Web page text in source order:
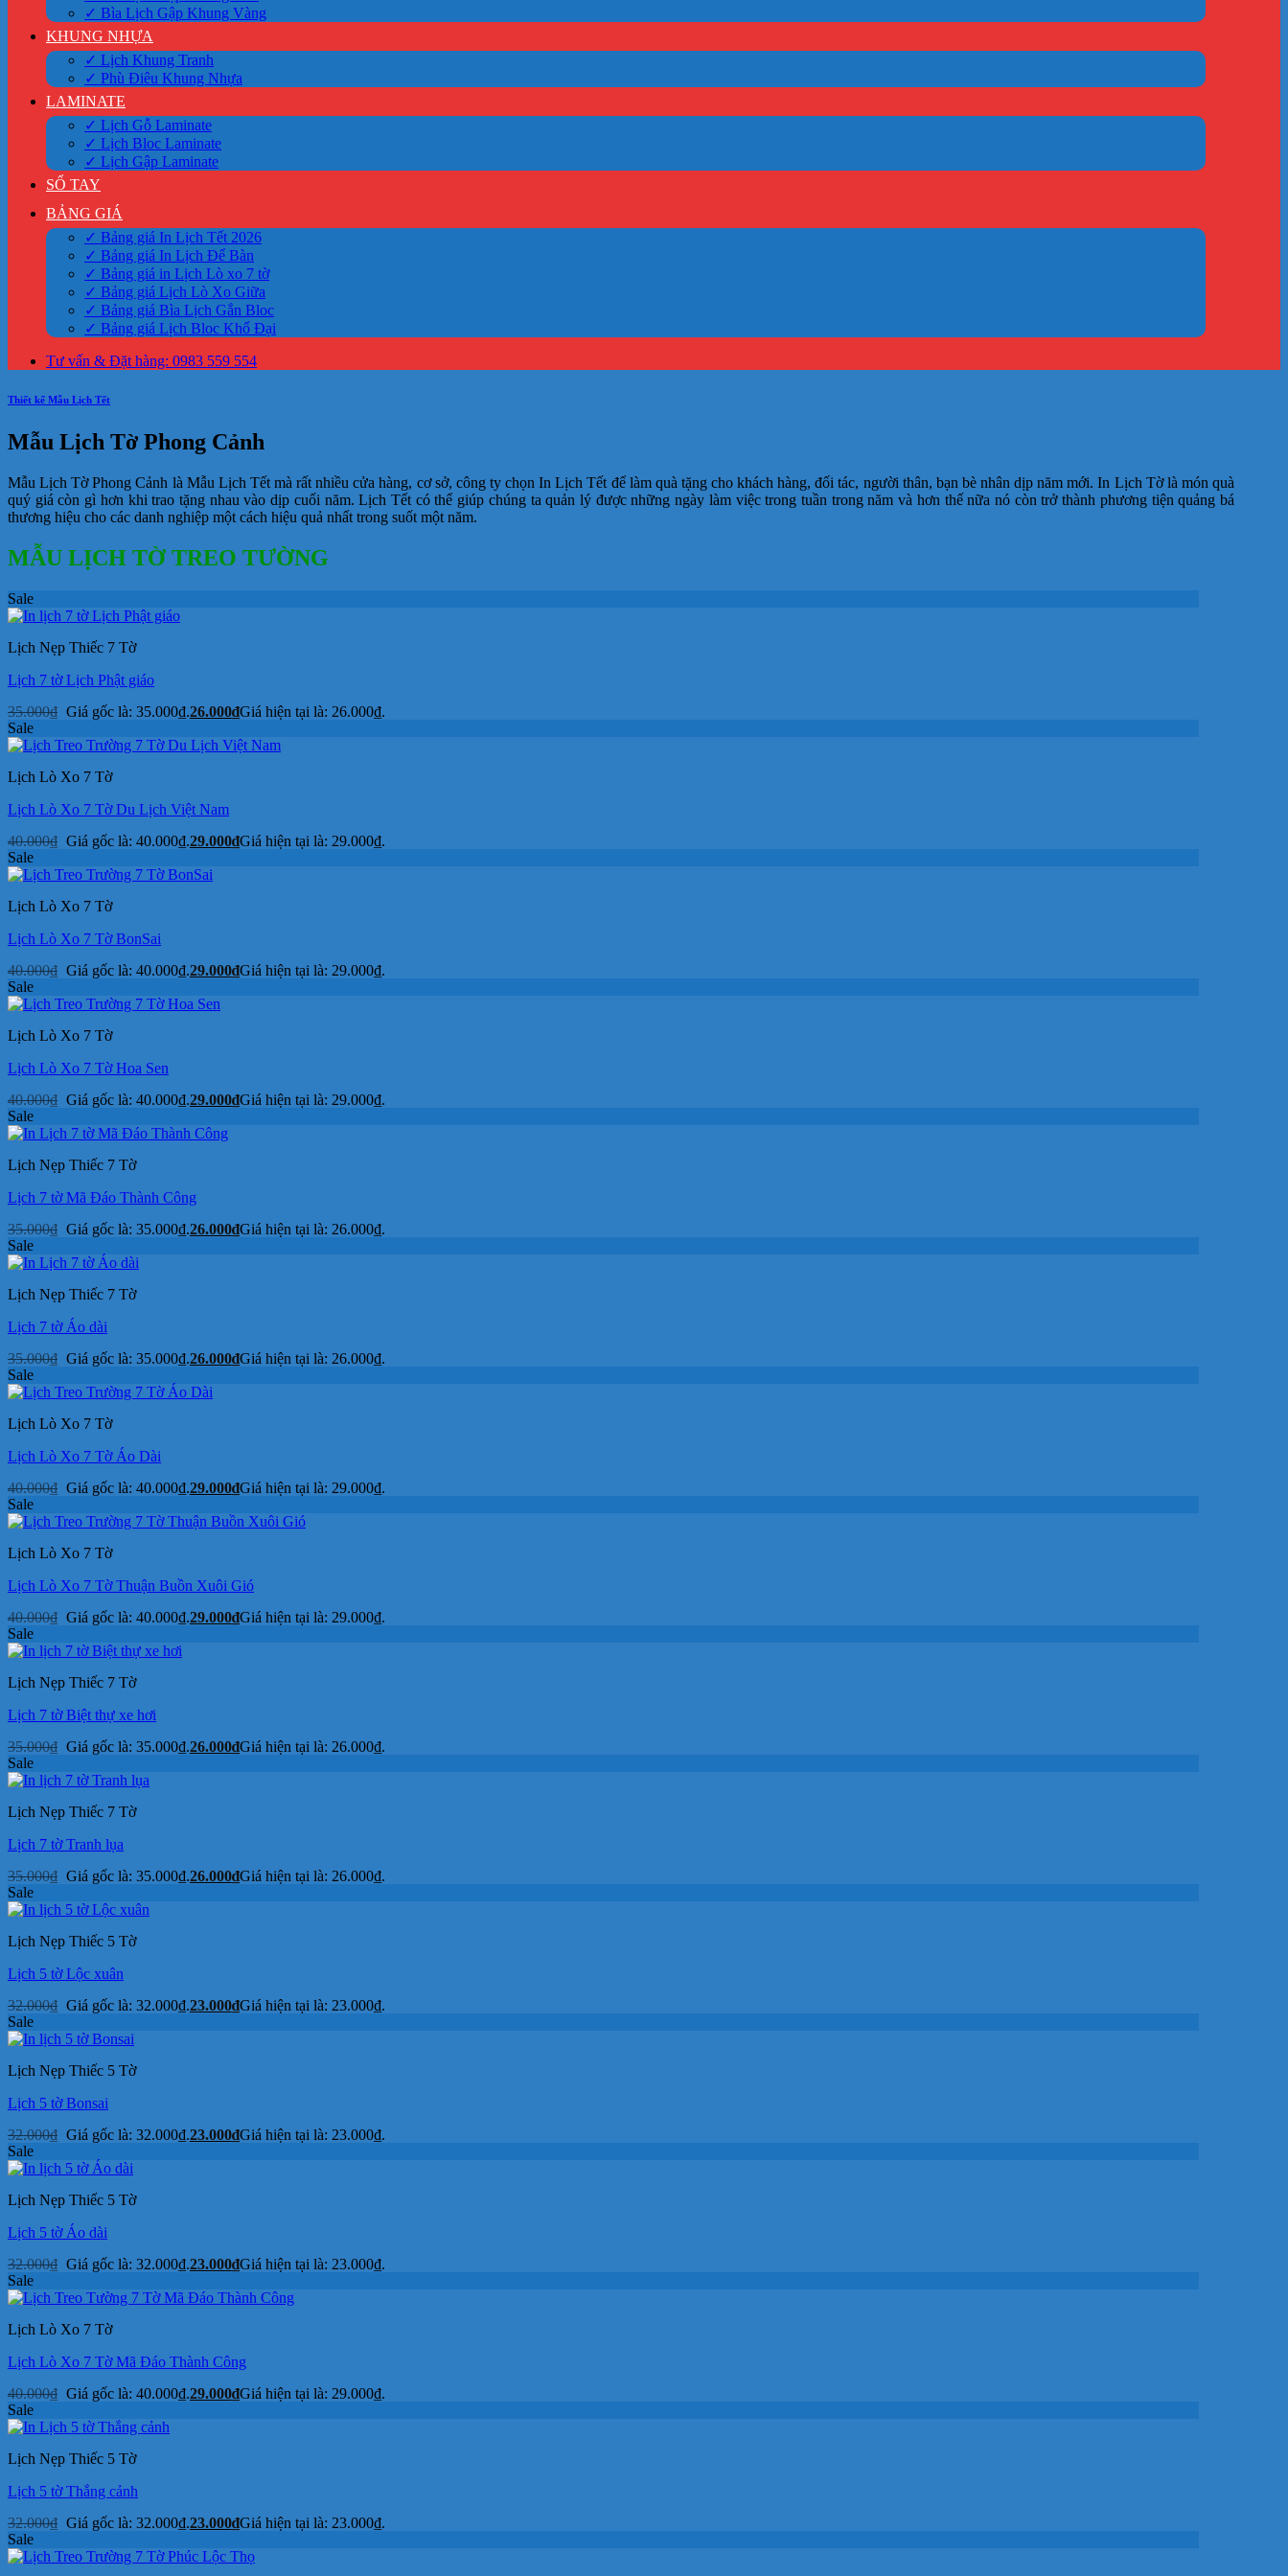
✓ Bìa Lịch Gập Khung Vàng
KHUNG NHỰA
✓ Lịch Khung Tranh
✓ Phù Điêu Khung Nhựa
LAMINATE
✓ Lịch Gỗ Laminate
✓ Lịch Bloc Laminate
✓ Lịch Gập Laminate
SỔ TAY
BẢNG GIÁ
✓ Bảng giá In Lịch Tết 2026
✓ Bảng giá In Lịch Để Bàn
✓ Bảng giá in Lịch Lò xo 7 tờ
✓ Bảng giá Lịch Lò Xo Giữa
✓ Bảng giá Bìa Lịch Gắn Bloc
✓ Bảng giá Lịch Bloc Khổ Đại
Tư vấn & Đặt hàng: 0983 559 554
Thiết kế Mẫu Lịch Tết
Mẫu Lịch Tờ Phong Cảnh
Mẫu Lịch Tờ Phong Cảnh là Mẫu Lịch Tết mà rất nhiều cửa hàng, cơ sở, công ty chọn In Lịch Tết để làm quà tặng cho khách hàng, đối tác, người thân, bạn bè nhân dịp năm mới. In Lịch Tờ là món quà
quý giá còn gì hơn khi trao tặng nhau vào dịp cuối năm. Lịch Tết có thể giúp chúng ta quản lý được những ngày làm việc trong tuần trong năm và hơn thế nữa nó còn trở thành phương tiện quảng bá
thương hiệu cho các danh nghiệp một cách hiệu quả nhất trong suốt một năm.
MẪU LỊCH TỜ TREO TƯỜNG
Sale
Lịch Nẹp Thiếc 7 Tờ
Lịch 7 tờ Lịch Phật giáo
35.000₫ Giá gốc là: 35.000₫.26.000₫Giá hiện tại là: 26.000₫.
Sale
Lịch Lò Xo 7 Tờ
Lịch Lò Xo 7 Tờ Du Lịch Việt Nam
40.000₫ Giá gốc là: 40.000₫.29.000₫Giá hiện tại là: 29.000₫.
Sale
Lịch Lò Xo 7 Tờ
Lịch Lò Xo 7 Tờ BonSai
40.000₫ Giá gốc là: 40.000₫.29.000₫Giá hiện tại là: 29.000₫.
Sale
Lịch Lò Xo 7 Tờ
Lịch Lò Xo 7 Tờ Hoa Sen
40.000₫ Giá gốc là: 40.000₫.29.000₫Giá hiện tại là: 29.000₫.
Sale
Lịch Nẹp Thiếc 7 Tờ
Lịch 7 tờ Mã Đáo Thành Công
35.000₫ Giá gốc là: 35.000₫.26.000₫Giá hiện tại là: 26.000₫.
Sale
Lịch Nẹp Thiếc 7 Tờ
Lịch 7 tờ Áo dài
35.000₫ Giá gốc là: 35.000₫.26.000₫Giá hiện tại là: 26.000₫.
Sale
Lịch Lò Xo 7 Tờ
Lịch Lò Xo 7 Tờ Áo Dài
40.000₫ Giá gốc là: 40.000₫.29.000₫Giá hiện tại là: 29.000₫.
Sale
Lịch Lò Xo 7 Tờ
Lịch Lò Xo 7 Tờ Thuận Buồn Xuôi Gió
40.000₫ Giá gốc là: 40.000₫.29.000₫Giá hiện tại là: 29.000₫.
Sale
Lịch Nẹp Thiếc 7 Tờ
Lịch 7 tờ Biệt thự xe hơi
35.000₫ Giá gốc là: 35.000₫.26.000₫Giá hiện tại là: 26.000₫.
Sale
Lịch Nẹp Thiếc 7 Tờ
Lịch 7 tờ Tranh lụa
35.000₫ Giá gốc là: 35.000₫.26.000₫Giá hiện tại là: 26.000₫.
Sale
Lịch Nẹp Thiếc 5 Tờ
Lịch 5 tờ Lộc xuân
32.000₫ Giá gốc là: 32.000₫.23.000₫Giá hiện tại là: 23.000₫.
Sale
Lịch Nẹp Thiếc 5 Tờ
Lịch 5 tờ Bonsai
32.000₫ Giá gốc là: 32.000₫.23.000₫Giá hiện tại là: 23.000₫.
Sale
Lịch Nẹp Thiếc 5 Tờ
Lịch 5 tờ Áo dài
32.000₫ Giá gốc là: 32.000₫.23.000₫Giá hiện tại là: 23.000₫.
Sale
Lịch Lò Xo 7 Tờ
Lịch Lò Xo 7 Tờ Mã Đáo Thành Công
40.000₫ Giá gốc là: 40.000₫.29.000₫Giá hiện tại là: 29.000₫.
Sale
Lịch Nẹp Thiếc 5 Tờ
Lịch 5 tờ Thắng cảnh
32.000₫ Giá gốc là: 32.000₫.23.000₫Giá hiện tại là: 23.000₫.
Sale